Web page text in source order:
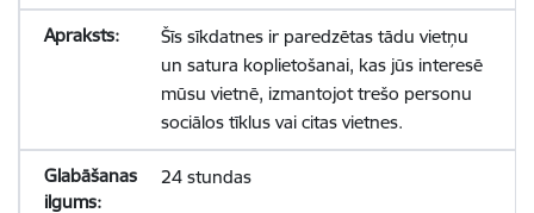
Šīs sīkdatnes ir paredzētas tādu vietņu
un satura koplietošanai, kas jūs interesē
mūsu vietnē, izmantojot trešo personu
sociālos tīklus vai citas vietnes.
24 stundas